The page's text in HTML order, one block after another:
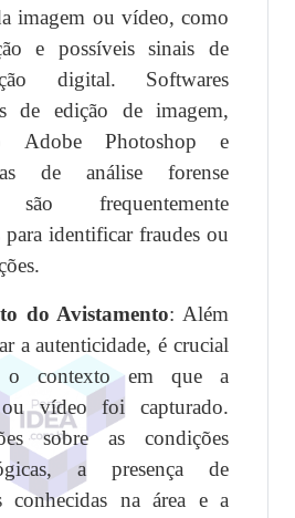
imagem ou vídeo, como
e possíveis sinais de
digital. Softwares
de edição de imagem,
Adobe Photoshop e
de análise forense
frequentemente
identificar fraudes ou
do Avistamento: Além
a autenticidade, é crucial
o contexto em que a
vídeo foi capturado.
sobre as condições
a presença de
conhecidas na área e a